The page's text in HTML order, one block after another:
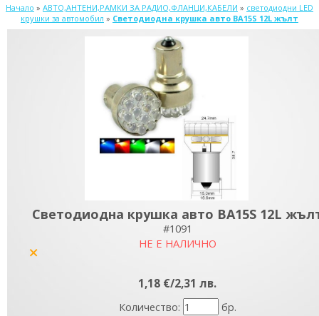
Начало » АВТО,АНТЕНИ,РАМКИ ЗА РАДИО,ФЛАНЦИ,КАБЕЛИ » светодиодни LED
крушки за автомобил » Светодиодна крушка авто BA15S 12L жълт
Светодиодна крушка авто BA15S 12L
#1091
НЕ Е НАЛИЧНО
1,18 €/2,31 лв.
Количество: бр.